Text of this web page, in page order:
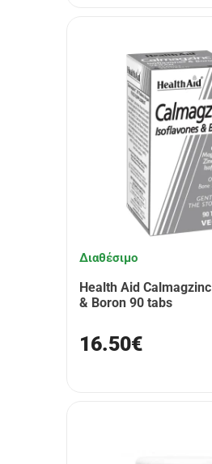
Διαθέσιμο
Health Aid
& Boron 90 tabs
16.50€